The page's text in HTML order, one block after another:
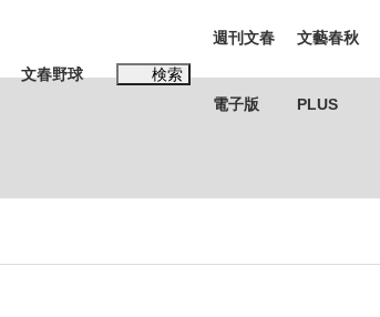
文春野球 検索
週刊文春
電子版
文藝春秋
PLUS